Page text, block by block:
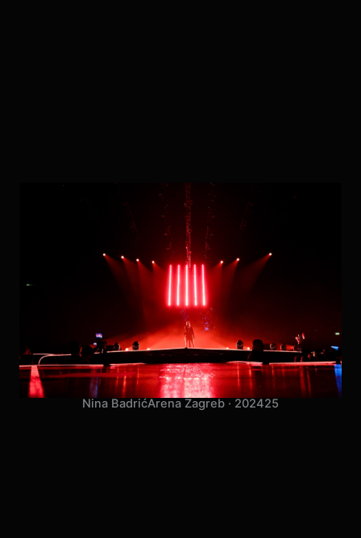
Nina BadrićArena Zagreb · 202425